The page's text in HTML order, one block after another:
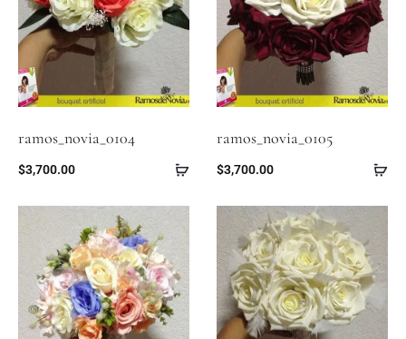
ramos_novia_0104
$3,700.00
ramos_novia_0105
$3,700.00